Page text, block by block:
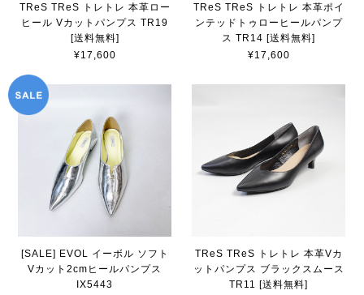
TReS TReS トレトレ 本革ロー
ヒール Vカットパンプス TR19
[送料無料]
¥17,600
TReS TReS トレトレ 本革ポイ
ンテッドトゥローヒールパンプ
ス TR14 [送料無料]
¥17,600
[SALE] EVOL イーボル ソフト
Vカット2cmヒールパンプス
IX5443
TReS TReS トレトレ 本革Vカ
ットパンプス ブラックスムース
TR11 [送料無料]